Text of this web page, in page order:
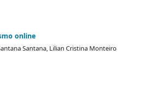
online
Santana, Lilian Cristina Monteiro